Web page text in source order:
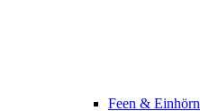
Feen &